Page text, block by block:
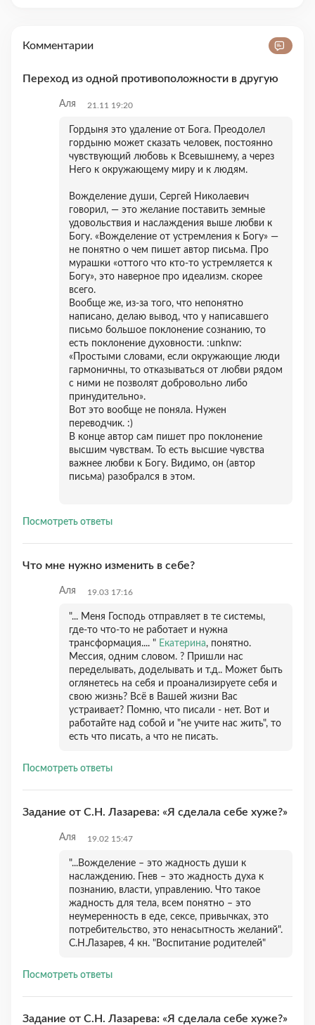
Комментарии
Переход из одной противоположности в другую
Аля 21.11 19:20
Гордыня это удаление от Бога. Преодолел
гордыню может сказать человек, постоянно
чувствующий любовь к Всевышнему, а через
Него к окружающему миру и к людям.
Вожделение души, Сергей Николаевич
говорил, — это желание поставить земные
удовольствия и наслаждения выше любви к
Богу. «Вожделение от устремления к Богу» —
не понятно о чем пишет автор письма. Про
мурашки «оттого что кто-то устремляется к
Богу», это наверное про идеализм. скорее
всего.
Вообще же, из-за того, что непонятно
написано, делаю вывод, что у написавшего
письмо большое поклонение сознанию, то
есть поклонение духовности. :unknw:
«Простыми словами, если окружающие люди
гармоничны, то отказываться от любви рядом
с ними не позволят добровольно либо
принудительно».
Вот это вообще не поняла. Нужен
переводчик. :)
В конце автор сам пишет про поклонение
высшим чувствам. То есть высшие чувства
важнее любви к Богу. Видимо, он (автор
письма) разобрался в этом.
Посмотреть ответы
Что мне нужно изменить в себе?
Аля 19.03 17:16
"... Меня Господь отправляет в те системы,
где-то что-то не работает и нужна
трансформация.... " Екатерина, понятно.
Мессия, одним словом. ? Пришли нас
переделывать, доделывать и т.д.. Может быть
оглянетесь на себя и проанализируете себя и
свою жизнь? Всё в Вашей жизни Вас
устраивает? Помню, что писали - нет. Вот и
работайте над собой и "не учите нас жить", то
есть что писать, а что не писать.
Посмотреть ответы
Задание от С.Н. Лазарева: «Я сделала себе хуже?»
Аля 19.02 15:47
"...Вожделение – это жадность души к
наслаждению. Гнев – это жадность духа к
познанию, власти, управлению. Что такое
жадность для тела, всем понятно – это
неумеренность в еде, сексе, привычках, это
потребительство, это ненасытность желаний".
С.Н.Лазарев, 4 кн. "Воспитание родителей"
Посмотреть ответы
Задание от С.Н. Лазарева: «Я сделала себе хуже?»